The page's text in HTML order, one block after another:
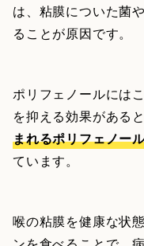
は、粘膜についた菌
ることが原因です。
ポリフェノールには
を抑える効果がある
まれるポリフェノー
ています。
喉の粘膜を健康な状